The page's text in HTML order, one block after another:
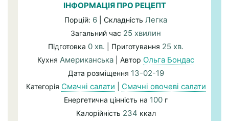
ІНФОРМАЦІЯ ПРО РЕЦЕПТ
Порцій: 6 | Складність Легка
Загальний час 25 хвилин
Підготовка 0 хв. | Приготування 25 хв.
Кухня Американська | Автор Ольга Бондас
Дата розміщення 13-02-19
Категорія Смачні салати Смачні овочеві салати
Енергетична цінність на 100 г
Калорійність 234 ккал